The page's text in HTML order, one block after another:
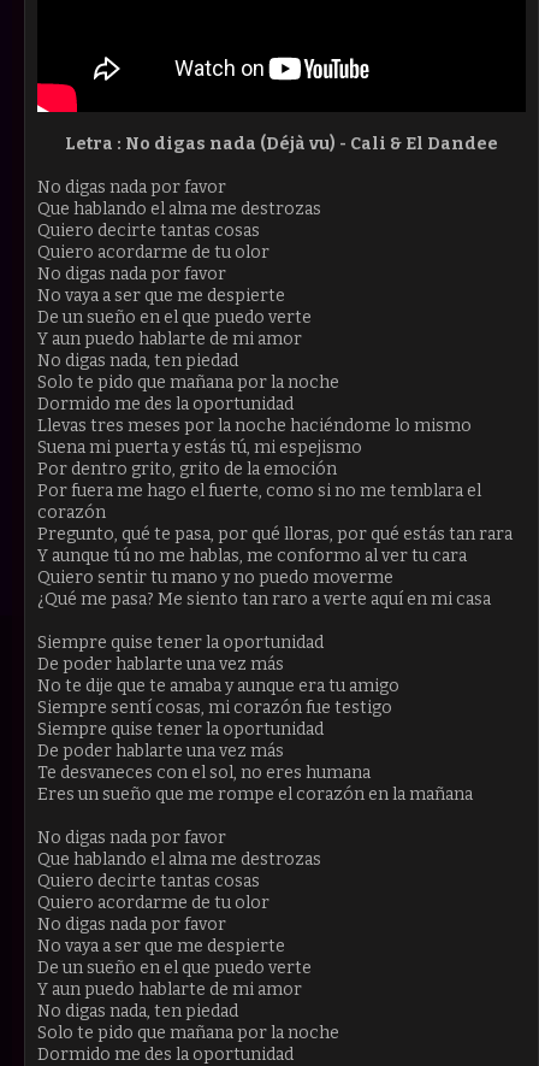
Letra : No digas nada (Déjà vu) - Cali & El Dandee
No digas nada por favor
Que hablando el alma me destrozas
Quiero decirte tantas cosas
Quiero acordarme de tu olor
No digas nada por favor
No vaya a ser que me despierte
De un sueño en el que puedo verte
Y aun puedo hablarte de mi amor
No digas nada, ten piedad
Solo te pido que mañana por la noche
Dormido me des la oportunidad
Llevas tres meses por la noche haciéndome lo mismo
Suena mi puerta y estás tú, mi espejismo
Por dentro grito, grito de la emoción
Por fuera me hago el fuerte, como si no me temblara el
corazón
Pregunto, qué te pasa, por qué lloras, por qué estás tan rara
Y aunque tú no me hablas, me conformo al ver tu cara
Quiero sentir tu mano y no puedo moverme
¿Qué me pasa? Me siento tan raro a verte aquí en mi casa
Siempre quise tener la oportunidad
De poder hablarte una vez más
No te dije que te amaba y aunque era tu amigo
Siempre sentí cosas, mi corazón fue testigo
Siempre quise tener la oportunidad
De poder hablarte una vez más
Te desvaneces con el sol, no eres humana
Eres un sueño que me rompe el corazón en la mañana
No digas nada por favor
Que hablando el alma me destrozas
Quiero decirte tantas cosas
Quiero acordarme de tu olor
No digas nada por favor
No vaya a ser que me despierte
De un sueño en el que puedo verte
Y aun puedo hablarte de mi amor
No digas nada, ten piedad
Solo te pido que mañana por la noche
Dormido me des la oportunidad